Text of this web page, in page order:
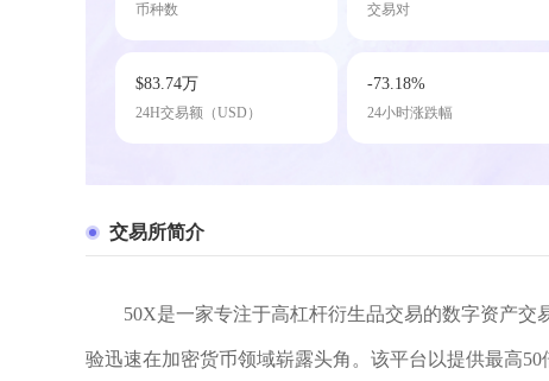
币种数 交易对
$83.74万
24H交易额（USD）
-73.18%
24小时涨跌幅
交易所简介
50X是一家专注于高杠杆衍生品交易的数字资产
验迅速在加密货币领域崭露头角。该平台以提供最高